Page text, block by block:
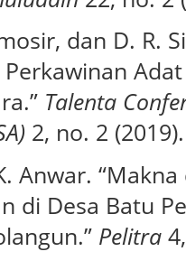
dan D. R.
Talenta
2, no. 2 (2019).
Anwar.
di Desa Batu
Pelitra